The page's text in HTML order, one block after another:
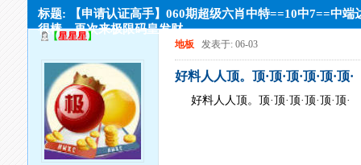
标题: 【申请认证高手】060期超级六肖中特==10中7==中端
很棒。再次来极限码皇发财
【星星星】
地板 发表于: 06-03
好料人人顶。顶·顶·顶·顶·顶·顶·
好料人人顶。顶·顶·顶·顶·顶·顶·